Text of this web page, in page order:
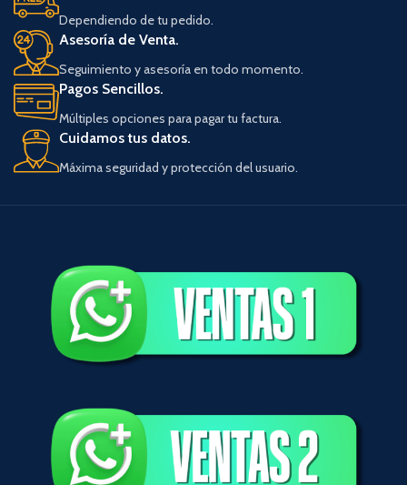
Dependiendo de tu pedido.
Asesoría de Venta.
Seguimiento y asesoría en todo momento.
Pagos Sencillos.
Múltiples opciones para pagar tu factura.
Cuidamos tus datos.
Máxima seguridad y protección del usuario.